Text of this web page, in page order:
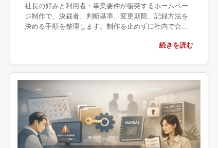
社長の好みと利用者・事業要件が衝突するホームペー
ジ制作で、決裁者、判断基準、変更期限、記録方法を
決める手順を整理します。制作を止めずに社内で合意
続きを読む